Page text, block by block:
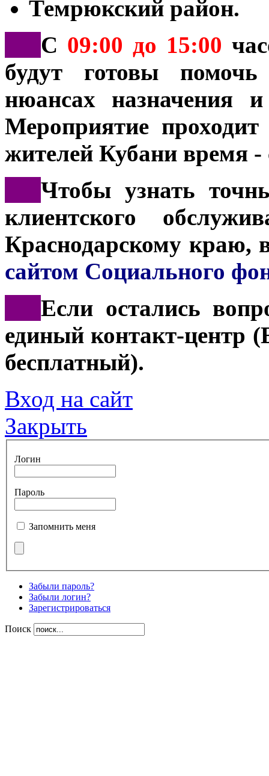
Темрюкский район.
С 09:00 до 15:00
будут готовы
нюансах назначения
Мероприятие
жителей Кубани время -
Чтобы узнать
клиентского
Краснодарскому краю,
сайтом Социального
Если остались
единый контакт-
бесплатный).
Вход на сайт
Закрыть
Логин
Пароль
Запомнить меня
Забыли пароль?
Забыли логин?
Зарегистрироваться
Поиск